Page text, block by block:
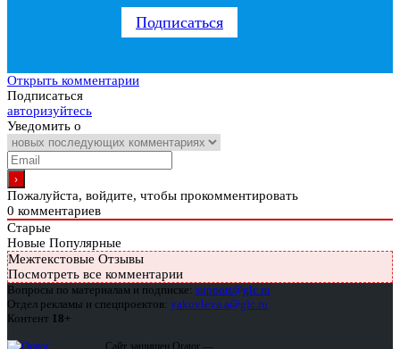
Подписаться
Открыть комментарии
Подписаться
авторизуйтесь
Уведомить о
Пожалуйста, войдите, чтобы прокомментировать
0 комментариев
Старые
Новые Популярные
Межтекстовые Отзывы
Посмотреть все комментарии
Вопросы по материалам и подписке: support@glc.ru
Отдел рекламы и спецпроектов: yakovleva.a@glc.ru
Контент 18+